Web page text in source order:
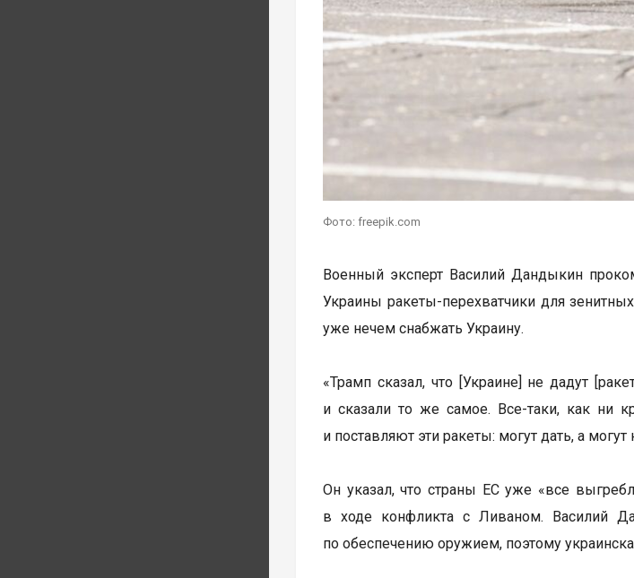
Фото: freepik.com
Военный эксперт Василий Дандыкин
Украины ракеты-перехватчики для
уже нечем снабжать Украину.
«Трамп сказал, что [Украине] не дадут
и сказали то же самое. Все-таки, как ни
и поставляют эти ракеты: могут дать, а могут
Он указал, что страны ЕС уже «все
в ходе конфликта с Ливаном. Василий
по обеспечению оружием, поэтому